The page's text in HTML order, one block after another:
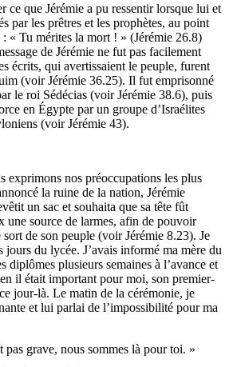
ce que Jérémie a pu ressentir lorsque lui et
par les prêtres et les prophètes, au point
: « Tu mérites la mort ! » (Jérémie 26.8)
de Jérémie ne fut pas facilement
écrits, qui avertissaient le peuple, furent
(voir Jérémie 36.25). Il fut emprisonné
le roi Sédécias (voir Jérémie 38.6), puis
en Égypte par un groupe d’Israélites
(voir Jérémie 43).
exprimons nos préoccupations les plus
la ruine de la nation, Jérémie
un sac et souhaita que sa tête fût
une source de larmes, afin de pouvoir
de son peuple (voir Jérémie 8.23). Je
jours du lycée. J’avais informé ma mère du
diplômes plusieurs semaines à l’avance et
il était important pour moi, son premier-
jour-là. Le matin de la cérémonie, je
et lui parlai de l’impossibilité pour ma
pas grave, nous sommes là pour toi. »